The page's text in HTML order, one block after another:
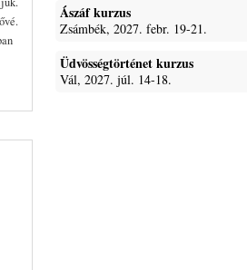
Ászáf kurzus
Zsámbék, 2027. febr. 19-21.
Üdvösségtörténet kurzus
Vál, 2027. júl. 14-18.